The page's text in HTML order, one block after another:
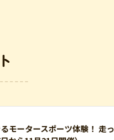
モータースポーツ体験！ 走